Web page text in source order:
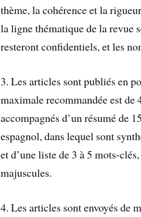
thème, la cohérence et la
la ligne thématique de la revue
resteront confidentiels, et les
3. Les articles sont publiés en
maximale recommandée est de
accompagnés d’un résumé de
espagnol, dans lequel sont
et d’une liste de 3 à 5 mots-
majuscules.
4. Les articles sont envoyés de